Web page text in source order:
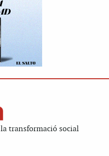
transformació social